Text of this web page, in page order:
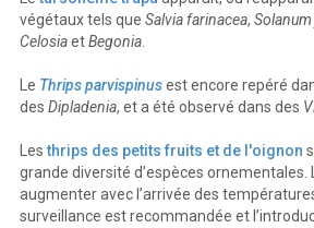
végétaux tels que Salvia farinacea,
CelosiaetBegonia
Le Thrips parvispinusest encore repéré
des Dipladenia, et a été observé dans des
Lesthrips des petits fruits et de l'oignon
grande diversité d’espèces
augmenter avec l’arrivée des
surveillance est recommandée et